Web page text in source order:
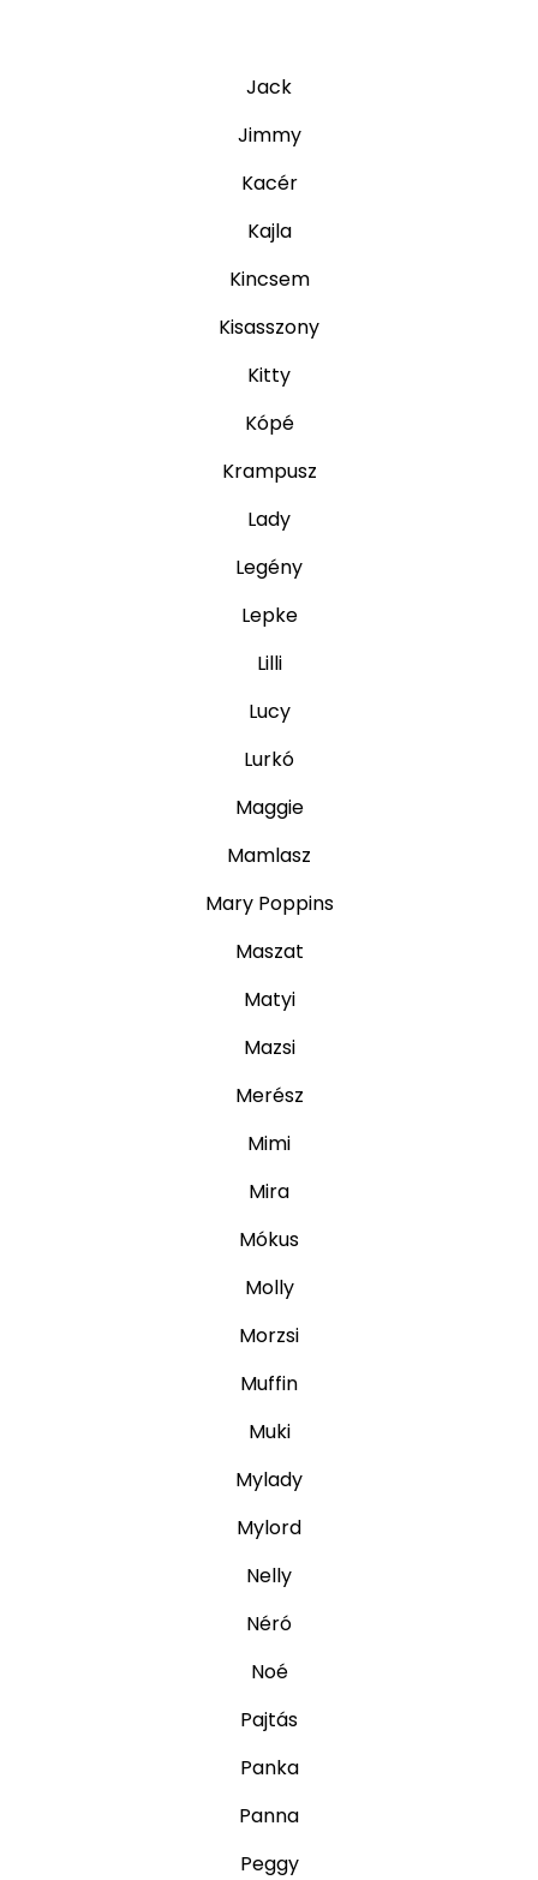
Jack
Jimmy
Kacér
Kajla
Kincsem
Kisasszony
Kitty
Kópé
Krampusz
Lady
Legény
Lepke
Lilli
Lucy
Lurkó
Maggie
Mamlasz
Mary Poppins
Maszat
Matyi
Mazsi
Merész
Mimi
Mira
Mókus
Molly
Morzsi
Muffin
Muki
Mylady
Mylord
Nelly
Néró
Noé
Pajtás
Panka
Panna
Peggy